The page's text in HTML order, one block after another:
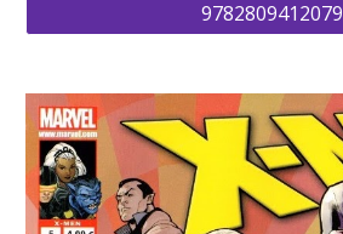
9782809412079